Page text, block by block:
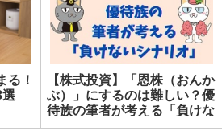
る！
【株式投資】「恩株（おんか
ぶ）」にするのは難しい？優
待族の筆者が考える「負けな
い」シナリオ | マネーの達人